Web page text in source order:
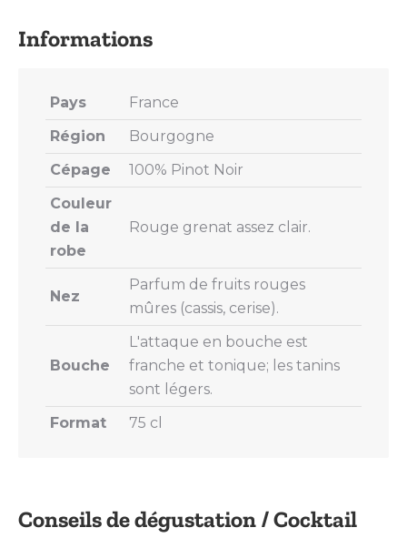
Conseils de dégustation / Cocktail
Pays
France
Région
Bourgogne
Cépage
100% Pinot Noir
Couleur
de la
robe
Rouge grenat assez clair.
Nez
Parfum de fruits rouges
mûres (cassis, cerise).
Bouche
L'attaque en bouche est
franche et tonique; les tanins
sont légers.
Format
75 cl